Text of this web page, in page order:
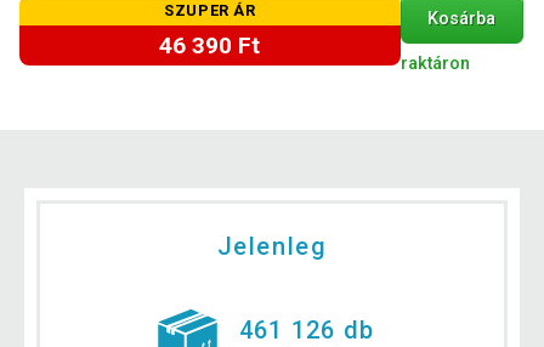
SZUPER ÁR
46 390 Ft
Kosárba
raktáron
Jelenleg
461 126 db